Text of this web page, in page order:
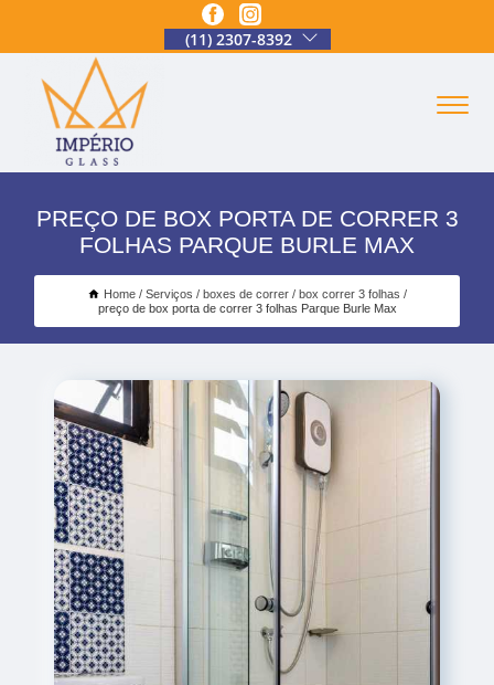
(11) 2307-8392
PREÇO DE BOX PORTA DE CORRER 3
FOLHAS PARQUE BURLE MAX
Home Serviços boxes de correr
box correr 3 folhas
preço de box porta de correr 3 folhas Parque Burle Max